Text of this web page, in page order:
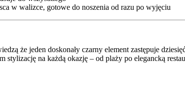
w walizce, gotowe do noszenia od razu po wyjęciu
że jeden doskonały czarny element zastępuje
stylizację na każdą okazję – od plaży po elegancką